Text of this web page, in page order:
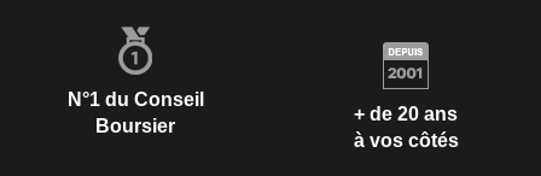
N°1 du Conseil
Boursier
+ de 20 ans
à vos côtés